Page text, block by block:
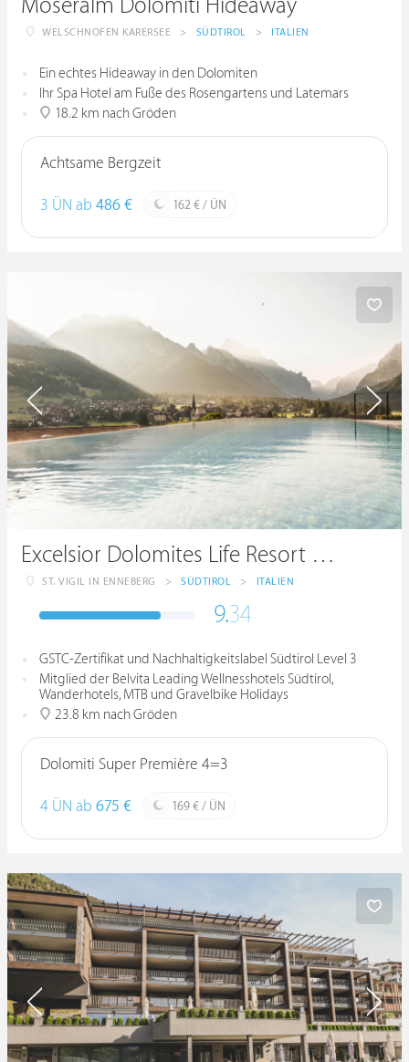
Moseralm Dolomiti Hideaway
WELSCHNOFEN KARERSEE > SÜDTIROL > ITALIEN
Ein echtes Hideaway in den Dolomiten
Ihr Spa Hotel am Fuße des Rosengartens und Latemars
18.2 km nach Gröden
Achtsame Bergzeit
3 ÜN ab 486 € 162 € / ÜN
Excelsior Dolomites Life Resort ****s
ST. VIGIL IN ENNEBERG > SÜDTIROL > ITALIEN
9.34
GSTC-Zertifikat und Nachhaltigkeitslabel Südtirol Level 3
Mitglied der Belvita Leading Wellnesshotels Südtirol,
Wanderhotels, MTB und Gravelbike Holidays
23.8 km nach Gröden
Dolomiti Super Première 4=3
4 ÜN ab 675 € 169 € / ÜN